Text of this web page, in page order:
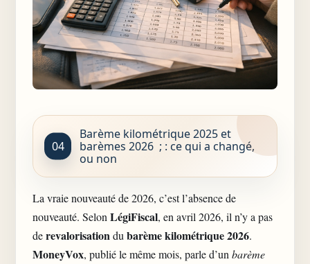
Barème kilométrique 2025 et
barèmes 2026 ; : ce qui a changé,
ou non
La vraie nouveauté de 2026, c’est l’absence de
nouveauté. Selon LégiFiscal, en avril 2026, il n’y a pas
derevalorisationdu barème kilométrique 2026.
MoneyVox, publié le même mois, parle d’un barème